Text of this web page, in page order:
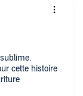
cette histoire